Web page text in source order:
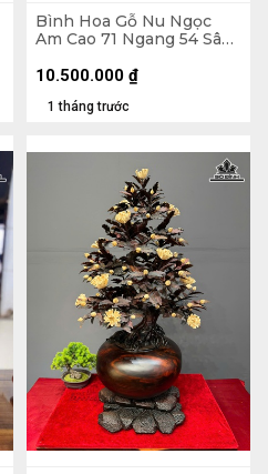
Bình Hoa Gỗ Nu Ngọc
Am Cao 71 Ngang 54 Sâu
Đường Kính 18 (cm)
1 tháng trước
10.500.000 ₫